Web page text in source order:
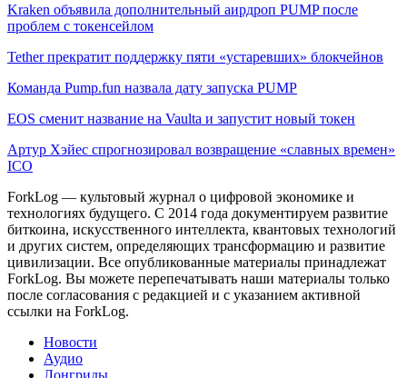
Kraken объявила дополнительный аирдроп PUMP после
проблем с токенсейлом
Tether прекратит поддержку пяти «устаревших» блокчейнов
Команда Pump.fun назвала дату запуска PUMP
EOS сменит название на Vaulta и запустит новый токен
Артур Хэйес спрогнозировал возвращение «славных времен»
ICO
ForkLog — культовый журнал о цифровой экономике и
технологиях будущего. С 2014 года документируем развитие
биткоина, искусственного интеллекта, квантовых технологий
и других систем, определяющих трансформацию и развитие
цивилизации. Все опубликованные материалы принадлежат
ForkLog. Вы можете перепечатывать наши материалы только
после согласования с редакцией и с указанием активной
ссылки на ForkLog.
Новости
Аудио
Лонгриды